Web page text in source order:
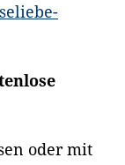
oder mit